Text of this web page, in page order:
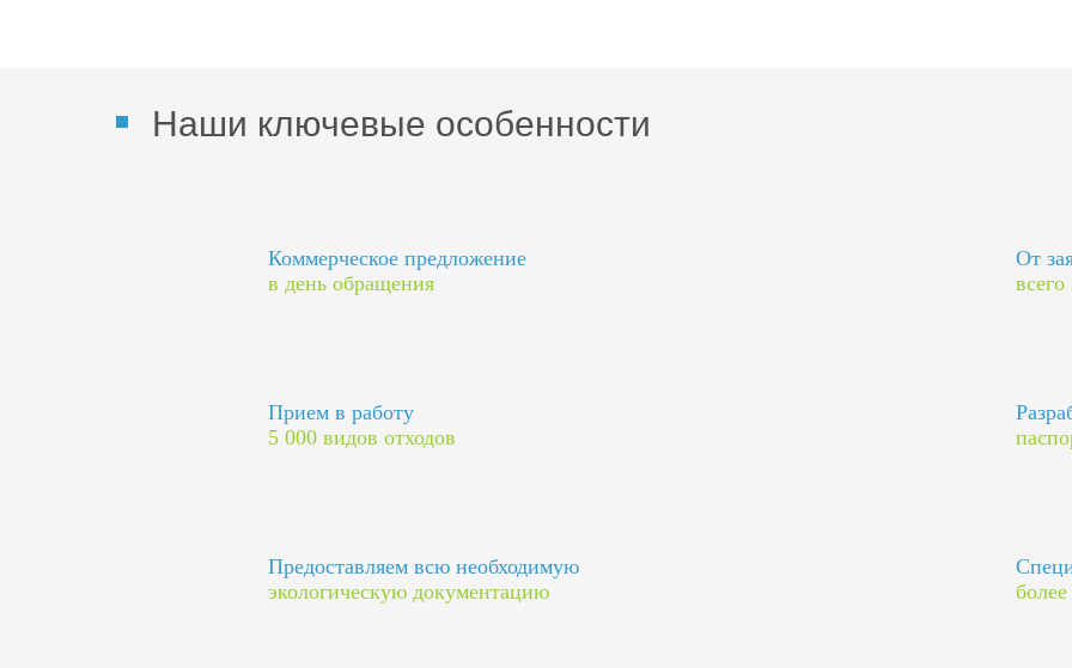
Наши ключевые особенности
Коммерческое предложение
в день обращения
От
Прием в работу
5 000 видов отходов
Предоставляем всю необходимую
экологическую документацию